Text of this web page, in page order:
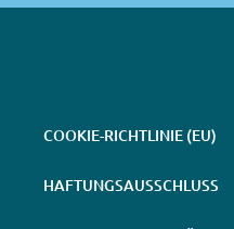
COOKIE-RICHTLINIE (EU)
HAFTUNGSAUSSCHLUSS